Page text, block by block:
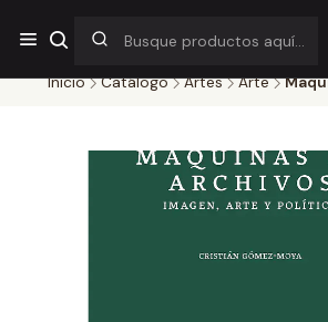
¡Por pocos días! Despacho a $1.000 en
$38.000
Inicio Catálogo Artes Arte